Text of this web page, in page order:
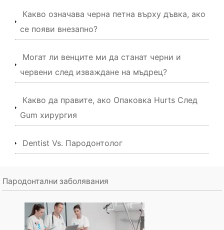
Какво означава черна петна върху дъвка, ако
се появи внезапно?
Могат ли венците ми да станат черни и
червени след изваждане на мъдрец?
Какво да правите, ако Опаковка Hurts След
Gum хирургия
Dentist Vs. Пародонтолог
Пародонтални заболявания